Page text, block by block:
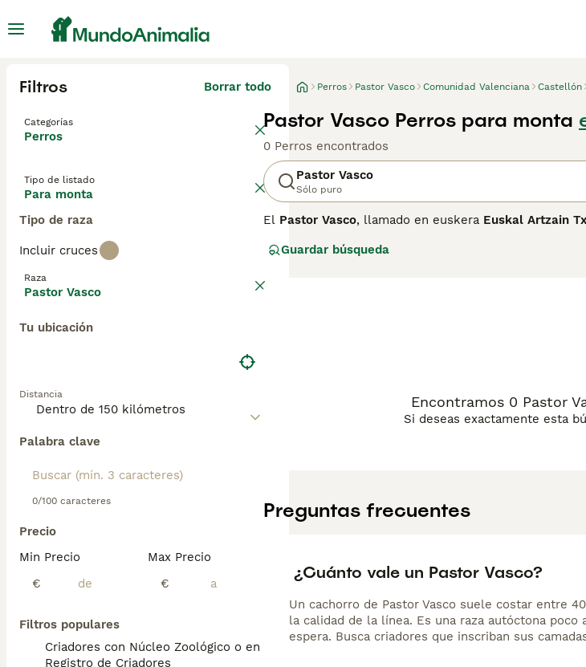
Filtros Borrar todo
Categorías
Perros
Tipo de listado
Para monta
Tipo de raza
Incluir cruces
Raza
Pastor Vasco
Tu ubicación
Distancia
Palabra clave
0/100 caracteres
Precio
Min Precio
€
Max Precio
€
Filtros populares
Criadores con Núcleo Zoológico o en el
Registro de Criadores
Perros Pastor Vasco Comunidad Valenciana Castellón
Pastor Vasco Perros para monta
0 Perros encontrados
Pastor Vasco
Sólo puro
El Pastor Vasco, llamado en euskera Euskal Artzain
presenta dos variedades: la
del patrimonio ganadero vasco.
Es un perro de tamaño medio, con una altura a la
y bien proporcionado. Su capa combina tonos
instinto de pastoreo y cierta vocación de guardián,
socializa desde cachorro. Necesita mucho ejercicio
Guardar búsqueda
Encontramos 0 Pastor
Si deseas exactamente esta
Preguntas frecuentes
¿Cuánto vale un Pastor Vasco?
Un cachorro de Pastor Vasco suele costar entre
la calidad de la línea. Es una raza autóctona
espera. Busca criadores que inscriban sus